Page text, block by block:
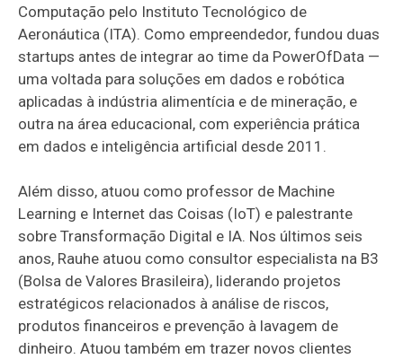
Computação pelo Instituto Tecnológico de
Aeronáutica (ITA). Como empreendedor, fundou duas
startups antes de integrar ao time da PowerOfData —
uma voltada para soluções em dados e robótica
aplicadas à indústria alimentícia e de mineração, e
outra na área educacional, com experiência prática
em dados e inteligência artificial desde 2011.
Além disso, atuou como professor de Machine
Learning e Internet das Coisas (IoT) e palestrante
sobre Transformação Digital e IA. Nos últimos seis
anos, Rauhe atuou como consultor especialista na B3
(Bolsa de Valores Brasileira), liderando projetos
estratégicos relacionados à análise de riscos,
produtos financeiros e prevenção à lavagem de
dinheiro. Atuou também em trazer novos clientes